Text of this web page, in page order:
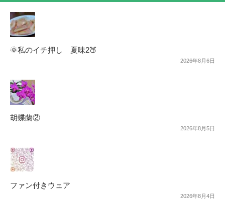
🌞私のイチ押し 夏味2🍑
2026年8月6日
胡蝶蘭②
2026年8月5日
ファン付きウェア
2026年8月4日